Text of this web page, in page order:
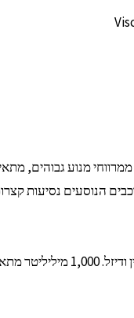
מנוע גבוהים,
הנוסעים נסיעות
ליטר שמן.